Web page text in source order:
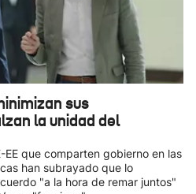
sus
la unidad del
EE que comparten gobierno en las
han subrayado que lo
"a la hora de remar juntos"